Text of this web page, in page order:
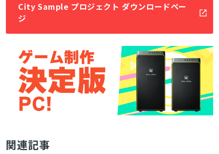
City Sample プロジェクト ダウンロードペー
ジ
関連記事